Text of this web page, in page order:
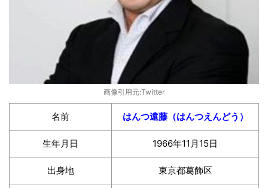
画像引用元:Twitter
名前 はんつ遠藤（はんつえんどう）
生年月日 1966年11月15日
出身地 東京都葛飾区